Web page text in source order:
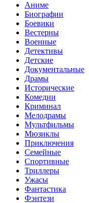
Аниме
Биографии
Боевики
Вестерны
Военные
Детективы
Детские
Документальные
Драмы
Исторические
Комедии
Криминал
Мелодрамы
Мультфильмы
Мюзиклы
Приключения
Семейные
Спортивные
Триллеры
Ужасы
Фантастика
Фэнтези